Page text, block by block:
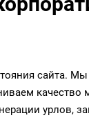
сайта.
урлов,